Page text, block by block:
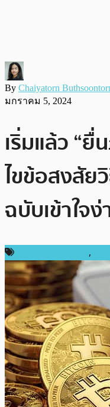
By Chaiyatorn
มกราคม 5, 2024
เริ่มแล้ว “
ไขข้อสงสัย
ฉบับเข้าใจง่
,